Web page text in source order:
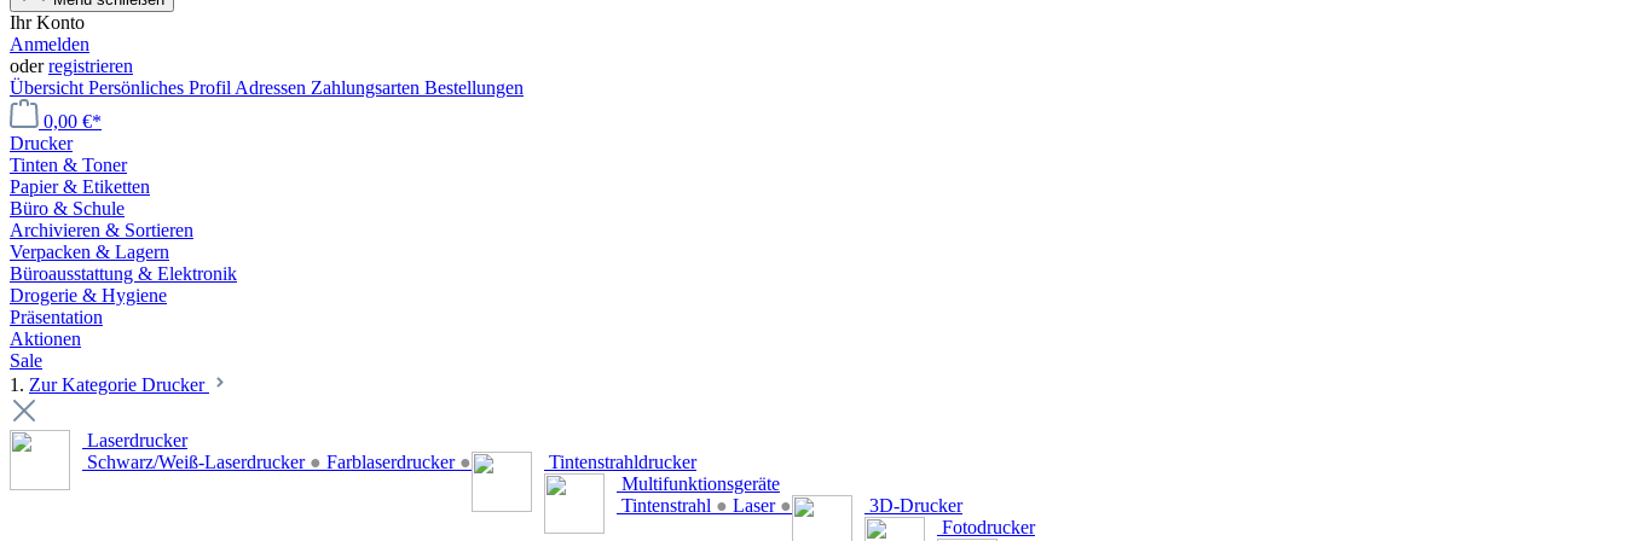
Ihr Konto
Anmelden
oderregistrieren
Übersicht Persönliches Profil Adressen Zahlungsarten Bestellungen
0,00 €*
Drucker
Tinten & Toner
Papier & Etiketten
Büro & Schule
Archivieren & Sortieren
Verpacken & Lagern
Büroausstattung & Elektronik
Drogerie & Hygiene
Präsentation
Aktionen
Sale
1. Zur Kategorie Drucker
Laserdrucker
Schwarz/Weiß-Laserdrucker ● Farblaserdrucker ●
Tintenstrahldrucker
Multifunktionsgeräte
Tintenstrahl ● Laser ●
3D-Drucker
Fotodrucker